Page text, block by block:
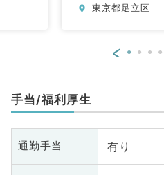
内科、血液内科
東京都足立区
<
手当/福利厚生
通勤手当 有り